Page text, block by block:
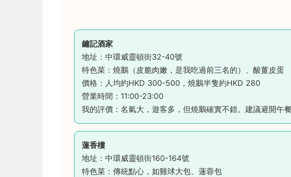
鏞記酒家
地址：中環威靈頓街32-40號
特色菜：燒鵝（皮脆肉嫩，是我吃過前三名的）、酸薑皮蛋
價格：人均約HKD 300-500，燒鵝半隻約HKD 280
營業時間：11:00-23:00
我的評價：名氣大，遊客多，但燒鵝確實不錯。建議避開午
蓮香樓
地址：中環威靈頓街160-164號
特色菜：傳統點心，如雞球大包、蓮蓉包